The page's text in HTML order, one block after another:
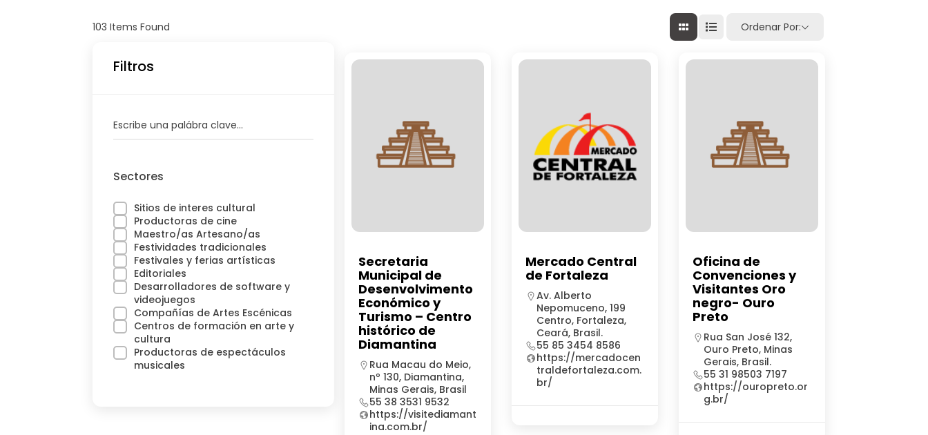
103 Items Found Ordenar Por:
Filtros
Escribe una palábra clave...
Sectores
Sitios de interes cultural
Productoras de cine
Maestro/as Artesano/as
Festividades tradicionales
Festivales y ferias artísticas
Editoriales
Desarrolladores de software y
videojuegos
Compañías de Artes Escénicas
Centros de formación en arte y
cultura
Productoras de espectáculos
musicales
Secretaria
Municipal de
Desenvolvimento
Económico y
Turismo – Centro
histórico de
Diamantina
Rua Macau do Meio,
nº 130, Diamantina,
Minas Gerais, Brasil
55 38 3531 9532
https://visitediamant
ina.com.br/
Mercado Central
de Fortaleza
Av. Alberto
Nepomuceno, 199
Centro, Fortaleza,
Ceará, Brasil.
55 85 3454 8586
https://mercadocen
traldefortaleza.com.
br/
Oficina de
Convenciones y
Visitantes Oro
negro- Ouro
Preto
Rua San José 132,
Ouro Preto, Minas
Gerais, Brasil.
55 31 98503 7197
https://ouropreto.or
g.br/